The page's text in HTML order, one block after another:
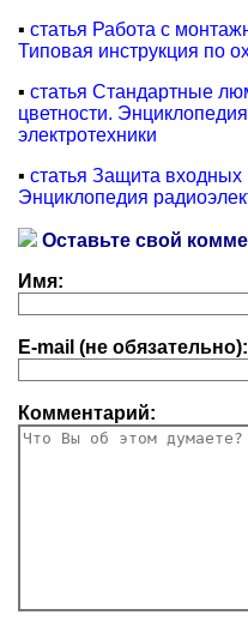
▪ статья Работа с
Типовая инструкция по
▪ статья Стандартные
цветности.
электротехники
▪ статья Защита
Энциклопедия
Оставьте свой
Имя:
E-mail (не обязательно):
Комментарий: